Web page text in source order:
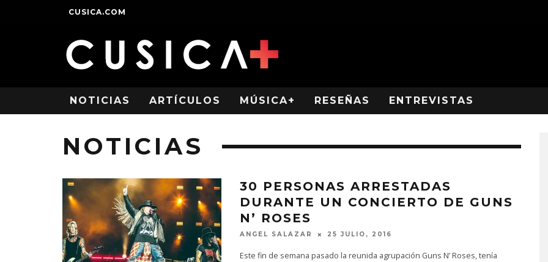
CUSICA.COM
NOTICIAS ARTÍCULOS MÚSICA+ RESEÑAS ENTREVISTAS
NOTICIAS
30 PERSONAS ARRESTADAS
DURANTE UN CONCIERTO DE GUNS
N’ ROSES
ANGEL SALAZAR 25 JULIO, 2016
Este fin de semana pasado la reunida agrupación Guns N’ Roses, tenía